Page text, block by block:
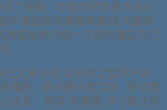
了解呢. 可能你很早就听说过,
申请回来的博客来赚钱,可能就
体的给你介绍一下如何通过自己
.
己文采不好,以前作文都写不好,
赚钱, 是不是不现实呀. 在这里
这点. 其实,写博客,并不是让你